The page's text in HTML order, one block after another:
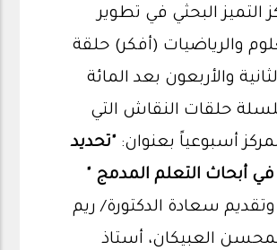
التميز البحثي في تطوير
والرياضيات (أفكر) حلقة
والأربعون بعد المائة
حلقات النقاش التي
أسبوعياً بعنوان: "تحديد
أبحاث التعلم المدمج "
سعادة الدكتورة/ ريم
العبيكان، أستاذ